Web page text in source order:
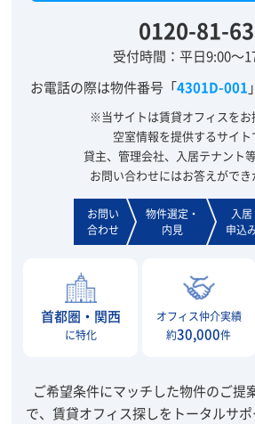
0120-81-
受付時間：平日9:00～
お電話の際は物件番号「4301D-001
※当サイトは賃貸オフィスをお
空室情報を提供するサイト
貸主、管理会社、入居テナント
お問い合わせにはお答えができ
お問い
合わせ
物件選定・
内見
入居
申込
首都圏・関西
に特化
オフィス仲介実績
約30,000件
ご希望条件にマッチした物件のご提
で、賃貸オフィス探しをトータルサポ